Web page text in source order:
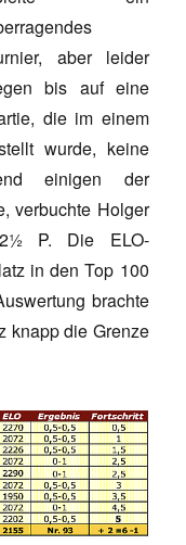
aber leider
bis auf eine
die im einem
wurde, keine
einigen der
verbuchte Holger
P. Die ELO-
in den Top 100
brachte
knapp die Grenze